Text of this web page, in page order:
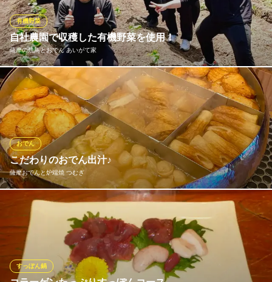
鹿児島の南イタリア料理
ＪＲ鹿児島中央駅 車2分
鹿児島県鹿児島市鷹師1-4-7 山下ビル1F
自社農園で収穫した有機野菜を使用！
薩摩の焼鳥とおでん あいがて家
有機野菜
あいがて家の自社農園で収穫した【旬の有機野菜】は安全で美味
しくお客様に召し上がっていただけるように心を込めて栽培して
おります。色とりどりの新鮮なお野菜を期間限定のメニューでご
堪能ください！
薩摩の焼鳥とおでん あいがて家
薩摩の焼鳥とおでん
ＪＲ鹿児島中央駅 徒歩3分
鹿児島県鹿児島市中央町21-4 2F
こだわりのおでん出汁♪
薩摩おでんと炉端焼 つむぎ
おでん
鹿児島県枕崎の鰹節・東酒造さんの黒酒北海道産羅臼産昆布を贅
沢に使用した旨みたっぷりの出汁で作ったおでんは具材にもとこ
とんこだわりました。当店自慢の特製おでん大鍋でこだわりの具
材と深い出汁でじっくりと煮込み、旨みがしっかり染み込んだお
でんは心温まる豊かな風味が楽しめます。
すっぽん鍋